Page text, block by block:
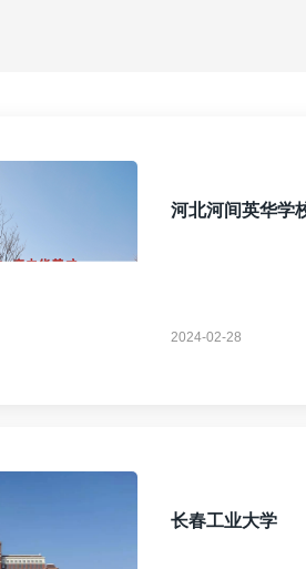
河北河间英华学
2024-02-28
长春工业大学